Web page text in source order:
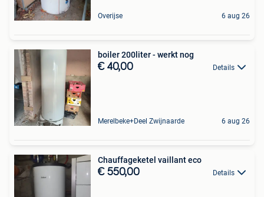
Overijse 6 aug 26
boiler 200liter - werkt nog
€ 40,00 Details
Merelbeke+Deel Zwijnaarde 6 aug 26
Chauffageketel vaillant eco
€ 550,00 Details